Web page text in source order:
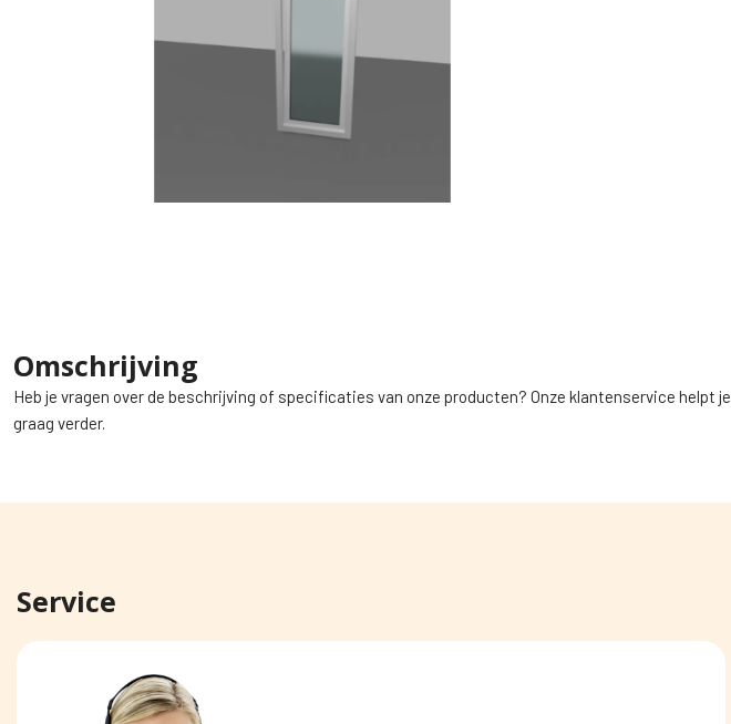
Omschrijving
Heb je vragen over de beschrijving of specificaties van onze producten? Onze klantenservice helpt je
graag verder.
Service